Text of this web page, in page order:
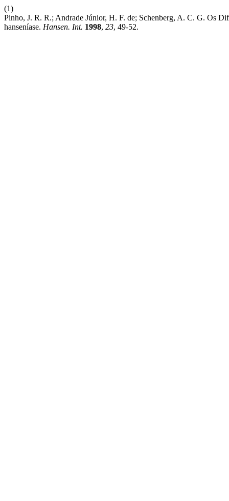
(1)
Pinho, J. R. R.; Andrade Júnior, H. F. de; Schenberg, A. C. G. Os
hanseníase. Hansen. Int. 1998, 23, 49-52.